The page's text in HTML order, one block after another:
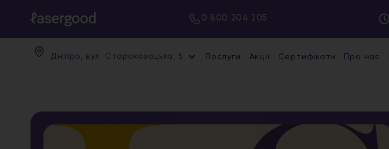
0 800 204 205
Дніпро, вул. Старокозацька, 5 Послуги Акції Сертифікати Про нас